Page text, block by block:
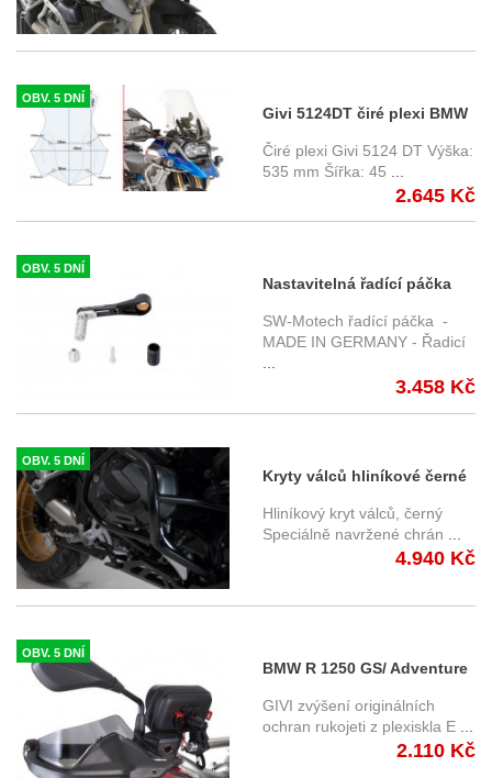
OBV. 5 DNÍ
Givi 5124DT čiré plexi BMW
R 1200 GS / Adventure (16-
18)
Čiré plexi Givi 5124 DT Výška:
535 mm Šířka: 45
2.645 Kč
OBV. 5 DNÍ
Nastavitelná řadící páčka
BMW F 900 R (19-23)
SW-Motech řadící páčka -
MADE IN GERMANY - Řadicí
3.458 Kč
OBV. 5 DNÍ
Kryty válců hliníkové černé
BMW R 1250 R / GS / RT /
RS(19-) MSS.07.904.10202/B
Hliníkový kryt válců, černý
Speciálně navržené chrán
4.940 Kč
OBV. 5 DNÍ
BMW R 1250 GS/ Adventure
(19-) - zvýšení orig.
chráničů rukojetí Givi
GIVI zvýšení originálních
ochran rukojeti z plexiskla E
2.110 Kč